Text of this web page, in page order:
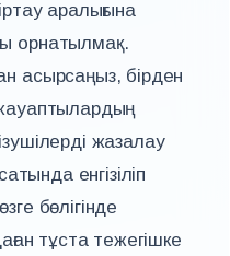
аралығына
орнатылмақ.
асырсаңыз, бірден
жазалау
енгізіліп
бөлігінде
тұста тежегішке